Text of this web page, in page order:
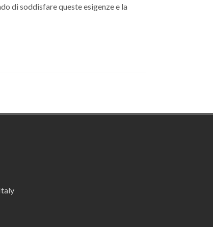
di soddisfare queste esigenze e la